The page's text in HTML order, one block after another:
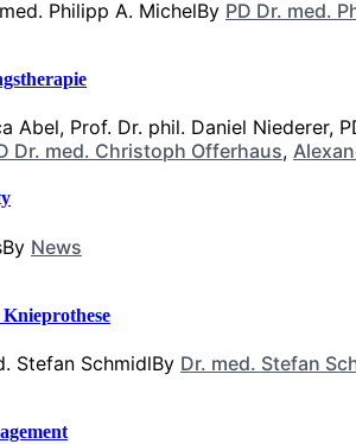
By PD Dr. med.
Dr. med. Christoph Offerhaus,
By News
By Dr. med. Stefan